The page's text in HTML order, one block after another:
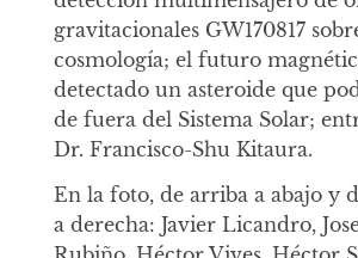
gravitacionales GW170817
cosmología; el futuro
detectado un asteroide que
de fuera del Sistema Solar;
Dr. Francisco-Shu Kitaura.
En la foto, de arriba a abajo y
a derecha: Javier Licandro,